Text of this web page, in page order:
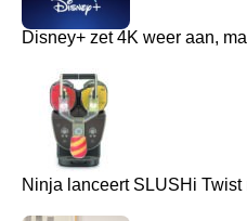
Disney+ zet 4K weer aan,
Ninja lanceert SLUSHi